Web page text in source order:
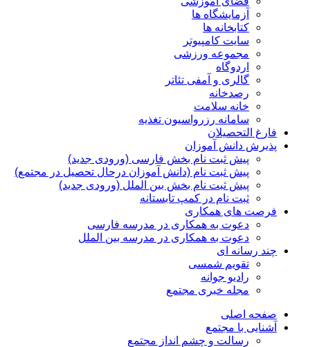
آزمایشگاه ها
کتابخانه ها
سایت کامپیوتر
مجموعه ورزشی
اردوگاه
گالری و آمفی تئاتر
رصدخانه
خانه سلامت
سامانه رزرواسیون تغذیه
فارغ التحصیلان
پذیرش دانش آموزان
پیش ثبت نام بخش فارسی (ورودی جدید)
پیش ثبت نام (دانش آموزان درحال تحصیل در مجتمع)
پیش ثبت نام بخش بین الملل (ورودی جدید)
ثبت نام در کمپ تابستانه
فرصت های همکاری
دعوت به همکاری در مدرسه فارسی
دعوت به همکاری در مدرسه بین الملل
چند رسانه ای
تقویم شمسی
رادیو جوانه
مجله خبری مجتمع
صفحه اصلی
آشنایی با مجتمع
رسالت و چشم انداز مجتمع